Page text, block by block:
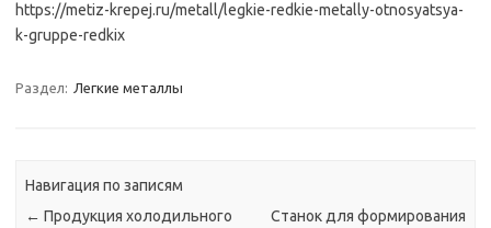
https://metiz-krepej.ru/metall/legkie-redkie-metally-otnosyatsya-
k-gruppe-redkix
Раздел: Легкие металлы
Навигация по записям
← Продукция холодильного
Станок для формирования